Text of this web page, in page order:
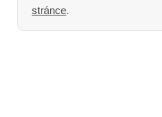
stránce.